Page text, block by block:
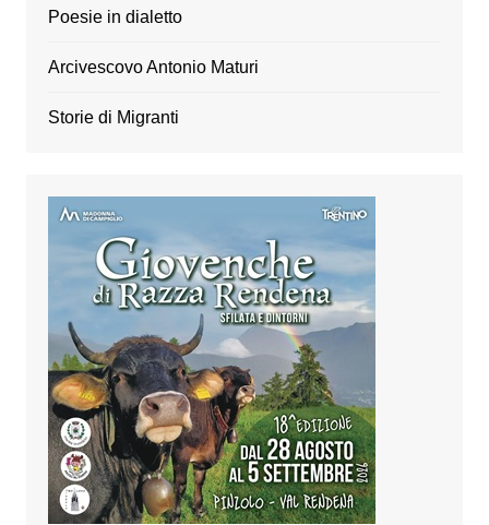
Poesie in dialetto
Arcivescovo Antonio Maturi
Storie di Migranti